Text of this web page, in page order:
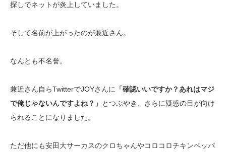
探しでネットが炎上していました。
そして名前が上がったのが兼近さん。
なんとも不名誉。
兼近さん自らTwitterでJOYさんに 「確認いいですか？あれはマジ
で俺じゃないんですよね？」 とつぶやき、さらに疑惑の目が向け
られることになりました。
ただ他にも安田大サーカスのクロちゃんやコロコロチキンペッパ